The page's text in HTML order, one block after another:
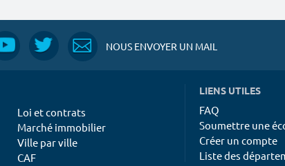
NOUS ENVOYER UN MAIL
Loi et contrats
Marché immobilier
Ville par ville
CAF
LIENS UTILES
FAQ
Soumettre une
Créer un compte
Liste des